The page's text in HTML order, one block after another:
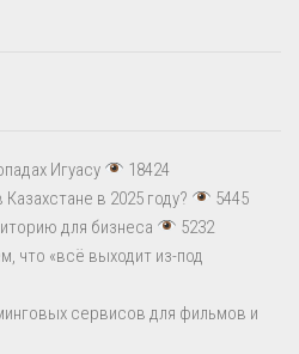
Игуасу
18424
в 2025 году?
5445
для бизнеса
5232
что «всё выходит из-под
сервисов для фильмов и